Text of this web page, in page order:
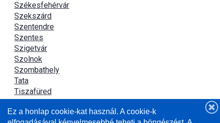
Székesfehérvár
Szekszárd
Szentendre
Szentes
Szigetvár
Szolnok
Szombathely
Tata
Tiszafüred
Újszász
Ez a honlap cookie-kat használ. A cookie-k